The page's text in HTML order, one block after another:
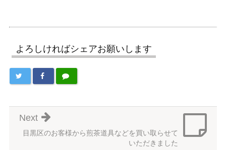
よろしければシェアお願いします
目黒区のお客様から煎茶道具などを買い取らせて
いただきました
Next